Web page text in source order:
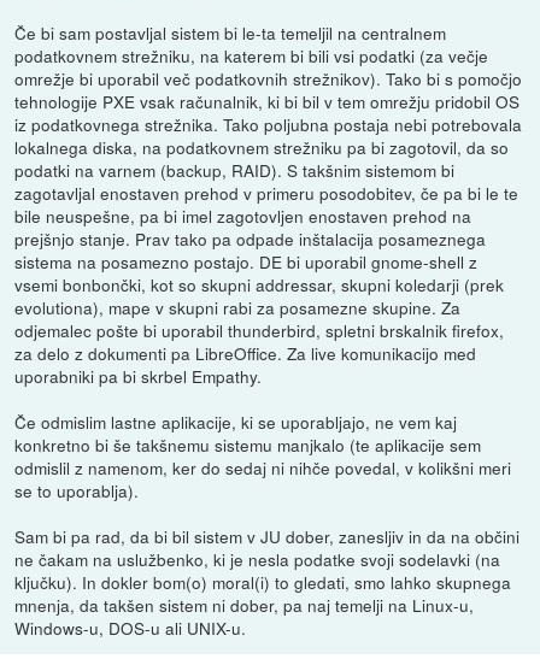
Če bi sam postavljal sistem bi le-ta temeljil na centralnem
podatkovnem strežniku, na katerem bi bili vsi podatki (za večje
omrežje bi uporabil več podatkovnih strežnikov). Tako bi s pomočjo
tehnologije PXE vsak računalnik, ki bi bil v tem omrežju pridobil OS
iz podatkovnega strežnika. Tako poljubna postaja nebi potrebovala
lokalnega diska, na podatkovnem strežniku pa bi zagotovil, da so
podatki na varnem (backup, RAID). S takšnim sistemom bi
zagotavljal enostaven prehod v primeru posodobitev, če pa bi le te
bile neuspešne, pa bi imel zagotovljen enostaven prehod na
prejšnjo stanje. Prav tako pa odpade inštalacija posameznega
sistema na posamezno postajo. DE bi uporabil gnome-shell z
vsemi bonbončki, kot so skupni addressar, skupni koledarji (prek
evolutiona), mape v skupni rabi za posamezne skupine. Za
odjemalec pošte bi uporabil thunderbird, spletni brskalnik firefox,
za delo z dokumenti pa LibreOffice. Za live komunikacijo med
uporabniki pa bi skrbel Empathy.
Če odmislim lastne aplikacije, ki se uporabljajo, ne vem kaj
konkretno bi še takšnemu sistemu manjkalo (te aplikacije sem
odmislil z namenom, ker do sedaj ni nihče povedal, v kolikšni meri
se to uporablja).
Sam bi pa rad, da bi bil sistem v JU dober, zanesljiv in da na občini
ne čakam na uslužbenko, ki je nesla podatke svoji sodelavki (na
ključku). In dokler bom(o) moral(i) to gledati, smo lahko skupnega
mnenja, da takšen sistem ni dober, pa naj temelji na Linux-u,
Windows-u, DOS-u ali UNIX-u.